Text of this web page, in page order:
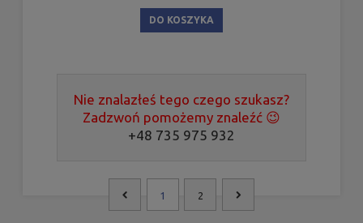
DO KOSZYKA
Nie znalazłeś tego czego szukasz?
Zadzwoń pomożemy znaleźć 😉
+48 735 975 932
1 2